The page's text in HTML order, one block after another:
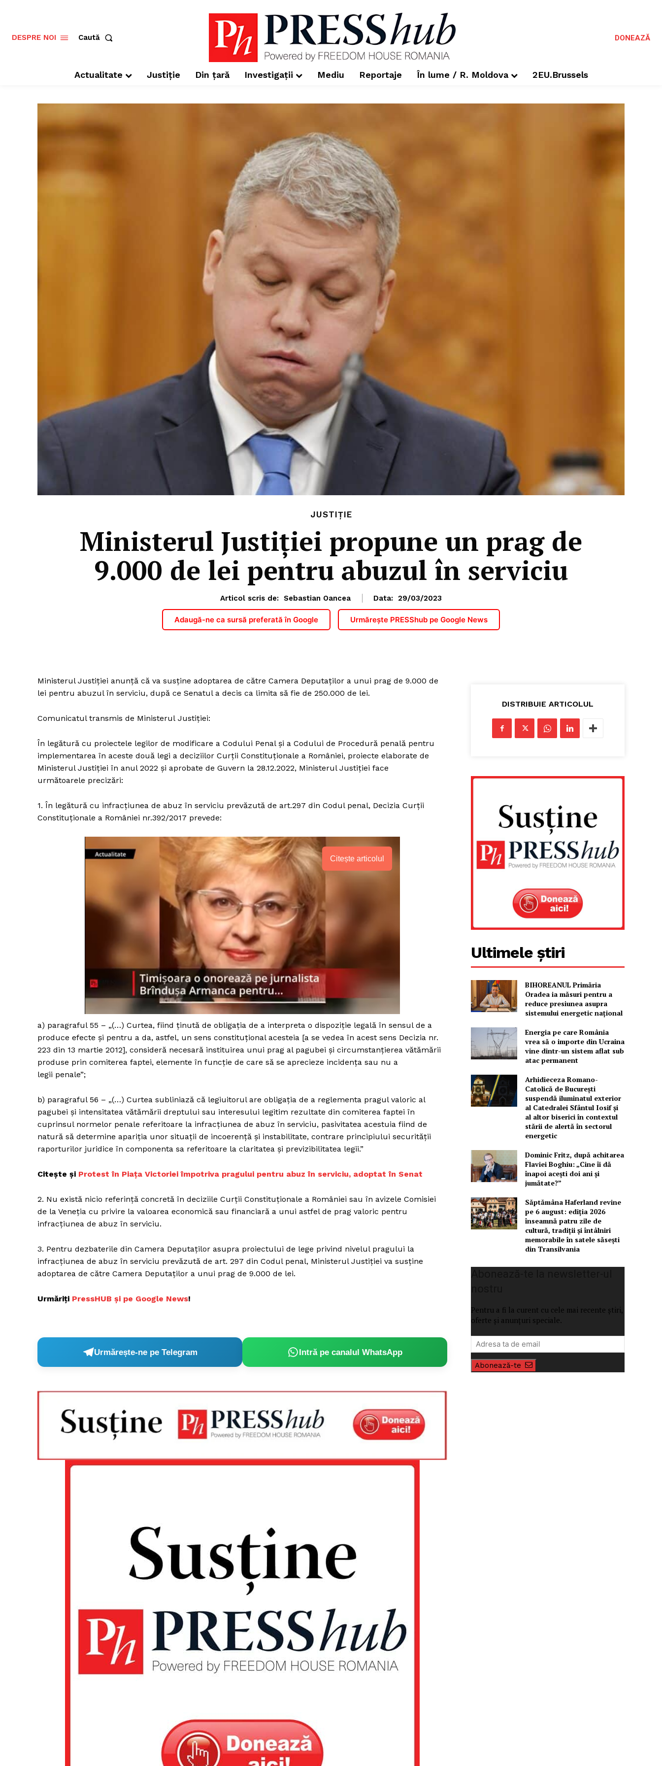
Un proiect
ROMÂNIA
PRESShub
Proiecte editoriale
Rețea
Contact
DESPRE NOI Caută DONEAZĂ
Actualitate Justiție Din țară Investigații Mediu Reportaje În lume / R. Moldova 2EU.Brussels
JUSTIȚIE
Ministerul Justiției propune un prag de
9.000 de lei pentru abuzul în serviciu
Articol scris de: Sebastian Oancea Data: 29/03/2023
Adaugă-ne ca sursă preferată în Google Urmărește PRESShub pe Google News
Ministerul Justiției anunță că va susține adoptarea de către Camera Deputaților a unui prag de 9.000 de
lei pentru abuzul în serviciu, după ce Senatul a decis ca limita să fie de 250.000 de lei.
Comunicatul transmis de Ministerul Justiției:
În legătură cu proiectele legilor de modificare a Codului Penal și a Codului de Procedură penală pentru
implementarea în aceste două legi a deciziilor Curții Constituționale a României, proiecte elaborate de
Ministerul Justiției în anul 2022 și aprobate de Guvern la 28.12.2022, Ministerul Justiției face
următoarele precizări:
1. În legătură cu infracțiunea de abuz în serviciu prevăzută de art.297 din Codul penal, Decizia Curții
Constituționale a României nr.392/2017 prevede:
Citește articolul
a) paragraful 55 – „(…) Curtea, fiind ținută de obligația de a interpreta o dispoziție legală în sensul de a
produce efecte și pentru a da, astfel, un sens constituțional acesteia [a se vedea în acest sens Decizia nr.
223 din 13 martie 2012], consideră necesară instituirea unui prag al pagubei și circumstanțierea vătămării
produse prin comiterea faptei, elemente în funcție de care să se aprecieze incidența sau nu a
legii penale”;
b) paragraful 56 – „(…) Curtea subliniază că legiuitorul are obligația de a reglementa pragul valoric al
pagubei și intensitatea vătămării dreptului sau interesului legitim rezultate din comiterea faptei în
cuprinsul normelor penale referitoare la infracțiunea de abuz în serviciu, pasivitatea acestuia fiind de
natură să determine apariția unor situații de incoerență și instabilitate, contrare principiului securității
raporturilor juridice în componenta sa referitoare la claritatea și previzibilitatea legii.”
Citește și Protest în Piața Victoriei împotriva pragului pentru abuz în serviciu, adoptat în Senat
2. Nu există nicio referință concretă în deciziile Curții Constituționale a României sau în avizele Comisiei
de la Veneția cu privire la valoarea economică sau financiară a unui astfel de prag valoric pentru
infracțiunea de abuz în serviciu.
3. Pentru dezbaterile din Camera Deputaților asupra proiectului de lege privind nivelul pragului la
infracțiunea de abuz în serviciu prevăzută de art. 297 din Codul penal, Ministerul Justiției va susține
adoptarea de către Camera Deputaților a unui prag de 9.000 de lei.
Urmăriți PressHUB și pe Google News!
Urmărește-ne pe Telegram Intră pe canalul WhatsApp
DISTRIBUIE ARTICOLUL
Ultimele știri
BIHOREANUL Primăria
Oradea ia măsuri pentru a
reduce presiunea asupra
sistemului energetic național
Energia pe care România
vrea să o importe din Ucraina
vine dintr-un sistem aflat sub
atac permanent
Arhidieceza Romano-
Catolică de București
suspendă iluminatul exterior
al Catedralei Sfântul Iosif și
al altor biserici în contextul
stării de alertă în sectorul
energetic
Dominic Fritz, după achitarea
Flaviei Boghiu: „Cine îi dă
înapoi aceşti doi ani şi
jumătate?”
Săptămâna Haferland revine
pe 6 august: ediția 2026
înseamnă patru zile de
cultură, tradiții și întâlniri
memorabile în satele săsești
din Transilvania
Pentru a fi la curent cu cele mai recente știri,
oferte și anunțuri speciale.
Abonează-te